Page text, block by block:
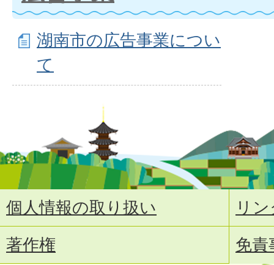
湖南市の広告事業につい
て
個人情報の取り扱い
リ
著作権
免責